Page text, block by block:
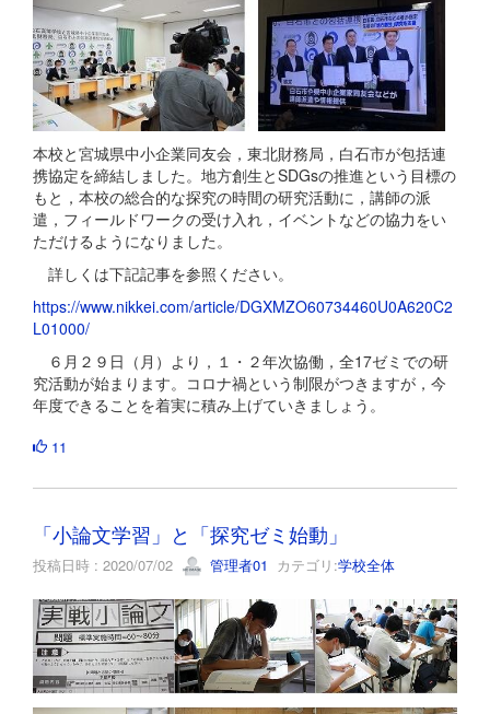
本校と宮城県中小企業同友会，東北財務局，白石市が包括連
携協定を締結しました。地方創生とSDGsの推進という目標の
もと，本校の総合的な探究の時間の研究活動に，講師の派
遣，フィールドワークの受け入れ，イベントなどの協力をい
ただけるようになりました。
詳しくは下記記事を参照ください。
https://www.nikkei.com/article/DGXMZO60734460U0A620C2
L01000/
６月２９日（月）より，１・２年次協働，全17ゼミでの研
究活動が始まります。コロナ禍という制限がつきますが，今
年度できることを着実に積み上げていきましょう。
11
「小論文学習」と「探究ゼミ始動」
投稿日時 : 2020/07/02 管理者01 カテゴリ:学校全体